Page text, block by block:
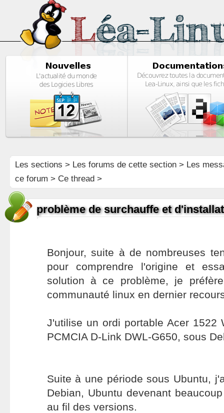
Les sections > Les forums de cette section> Les
ce forum > Ce thread >
problème de surchauffe et
Bonjour, suite à de nombreuses
pour comprendre l'origine et
solution à ce problème, je
communauté linux en dernier
J'utilise un ordi portable Acer 1522
PCMCIA D-Link DWL-G650, sous
Suite à une période sous Ubuntu,
Debian, Ubuntu devenant
au fil des versions.